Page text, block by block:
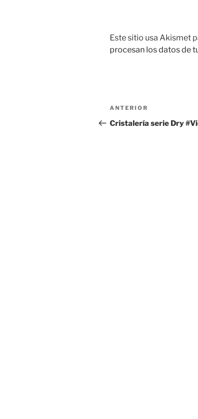
Este sitio usa Akismet
procesan los datos de
Navegación
de
Entrada
anterior:
ANTERIOR
Cristalería serie Dry